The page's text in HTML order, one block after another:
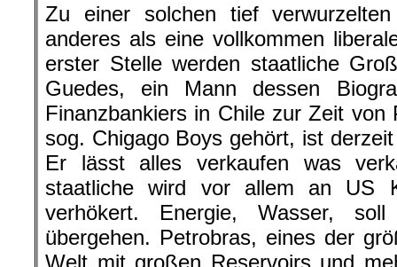
Zu einer solchen tief
anderes als eine vollkommen
erster Stelle werden staatliche
Guedes, ein Mann dessen
Finanzbankiers in Chile zur Zeit
sog. Chigago Boys gehört, ist
Er lässt alles verkaufen was
staatliche wird vor allem an US
verhökert. Energie, Wasser,
übergehen. Petrobras, eines der
Welt mit großen Reservoirs und